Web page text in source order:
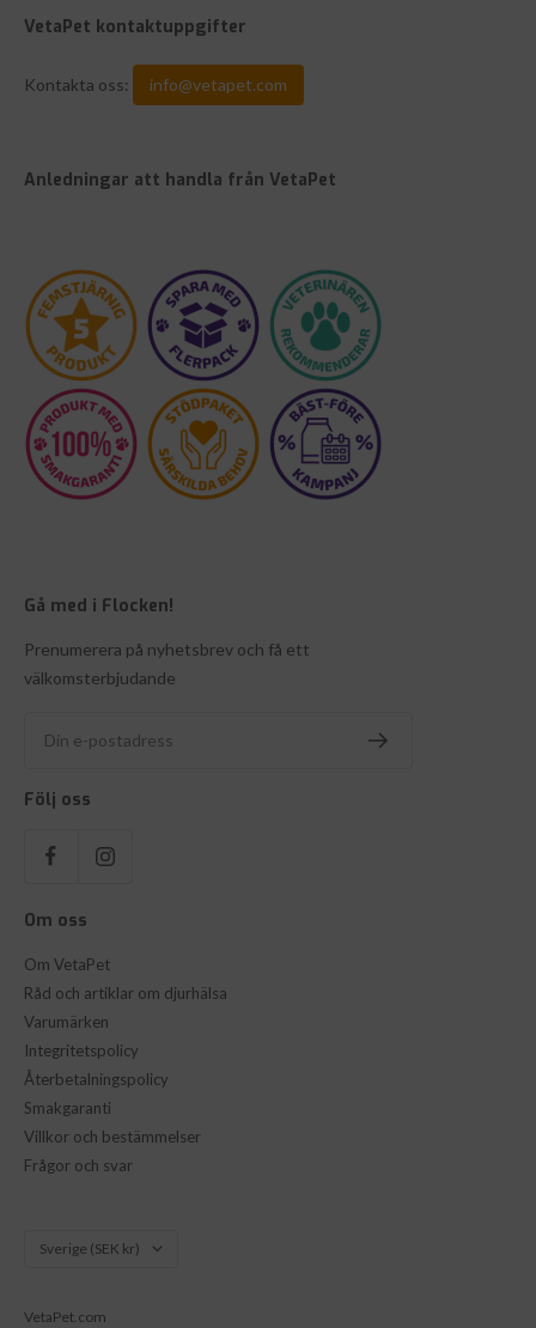
VetaPet kontaktuppgifter
Kontakta oss: info@vetapet.com
Anledningar att handla från VetaPet
Gå med i Flocken!
Prenumerera på nyhetsbrev och få ett
välkomsterbjudande
Din e-postadress
Följ oss
Om oss
Om VetaPet
Råd och artiklar om djurhälsa
Varumärken
Integritetspolicy
Återbetalningspolicy
Smakgaranti
Villkor och bestämmelser
Frågor och svar
Land/Region Sverige (SEK kr)
VetaPet.com